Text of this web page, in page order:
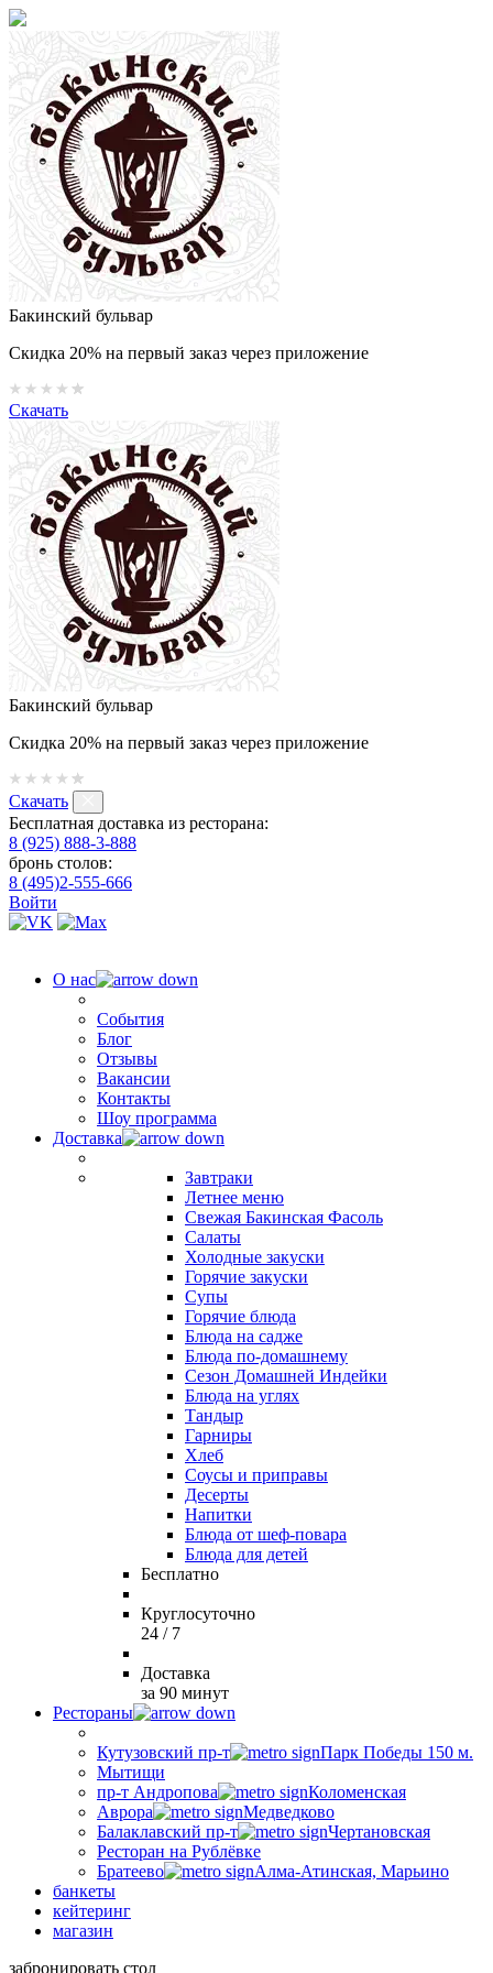
Бакинский бульвар
Скидка 20% на первый заказ через приложение
Скачать
Бакинский бульвар
Скидка 20% на первый заказ через приложение
Скачать
Бесплатная доставка из ресторана:
8 (925) 888-3-888
бронь столов:
8 (495)2-555-666
Войти
О нас
События
Блог
Отзывы
Вакансии
Контакты
Шоу программа
Доставка
Завтраки
Летнее меню
Свежая Бакинская Фасоль
Салаты
Холодные закуски
Горячие закуски
Супы
Горячие блюда
Блюда на садже
Блюда по-домашнему
Сезон Домашней Индейки
Блюда на углях
Тандыр
Гарниры
Хлеб
Соусы и приправы
Десерты
Напитки
Блюда от шеф-повара
Блюда для детей
Бесплатно
Круглосуточно
24 / 7
Доставка
за 90 минут
Рестораны
Кутузовский пр-т
Парк Победы 150 м.
Мытищи
пр-т Андропова
Коломенская
Аврора
Медведково
Балаклавский пр-т
Чертановская
Ресторан на Рублёвке
Братеево
Алма-Атинская, Марьино
банкеты
кейтеринг
магазин
забронировать стол